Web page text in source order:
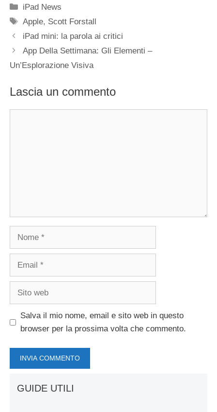
Categorie
iPad News
Tag
Apple, Scott Forstall
iPad mini: la parola ai critici
App Della Settimana: Gli Elementi –
Un’Esplorazione Visiva
Lascia un commento
Nome
Email
Sito
Salva il mio nome, email e sito web in questo
browser per la prossima volta che commento.
GUIDE UTILI